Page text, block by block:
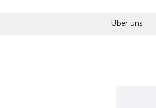
Über uns